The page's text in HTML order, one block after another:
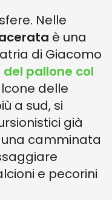
Nelle
è una
di Giacomo
pallone col
delle
a sud, si
già
camminata
e pecorini